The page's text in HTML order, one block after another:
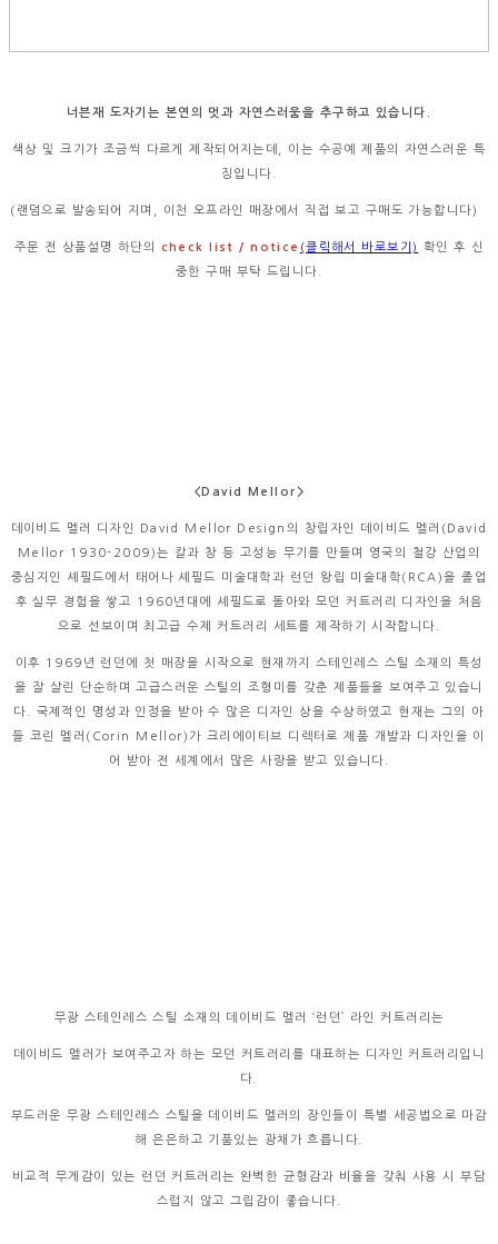
너븐재 도자기는 본연의 멋과 자연스러움을 추구하고 있습니다.
색상 및 크기가 조금씩 다르게 제작되어지는데, 이는 수공예 제품의 자연스러운 특
징입니다.
(랜덤으로 발송되어 지며, 이천 오프라인 매장에서 직접 보고 구매도 가능합니다)
주문 전 상품설명 하단의 check list / notice (클릭해서 바로보기)
확인 후 신
중한 구매 부탁 드립니다.
<David Mellor>
데이비드 멜러 디자인 David Mellor Design의 창립자인 데이비드 멜러(David
Mellor 1930-2009)는 칼과 창 등 고성능 무기를 만들며 영국의 철강 산업의
중심지인 셰필드에서 태어나 셰필드 미술대학과 런던 왕립 미술대학(RCA)을 졸업
후 실무 경험을 쌓고 1960년대에 셰필드로 돌아와 모던 커트러리 디자인을 처음
으로 선보이며 최고급 수제 커트러리 세트를 제작하기 시작합니다.
이후 1969년 런던에 첫 매장을 시작으로 현재까지 스테인레스 스틸 소재의 특성
을 잘 살린 단순하며 고급스러운 스틸의 조형미를 갖춘 제품들을 보여주고 있습니
다. 국제적인 명성과 인정을 받아 수 많은 디자인 상을 수상하였고 현재는 그의 아
들 코린 멜러(Corin Mellor)가 크리에이티브 디렉터로 제품 개발과 디자인을 이
어 받아 전 세계에서 많은 사랑을 받고 있습니다.
무광 스테인레스 스틸 소재의 데이비드 멜러 ‘런던’ 라인 커트러리는
데이비드 멜러가 보여주고자 하는 모던 커트러리를 대표하는 디자인 커트러리입니
다.
부드러운 무광 스테인레스 스틸을 데이비드 멜러의 장인들이 특별 세공법으로 마감
해 은은하고 기품있는 광채가 흐릅니다.
비교적 무게감이 있는 런던 커트러리는 완벽한 균형감과 비율을 갖춰 사용 시 부담
스럽지 않고 그립감이 좋습니다.